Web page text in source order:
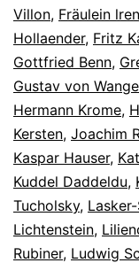
Villon, Fräulein
Hollaender, Fritz
Gottfried Benn,
Gustav von
Hermann Krome,
Kersten, Joachim
Kaspar Hauser,
Kuddel Daddeldu,
Tucholsky,
Lichtenstein,
Rubiner, Ludwig